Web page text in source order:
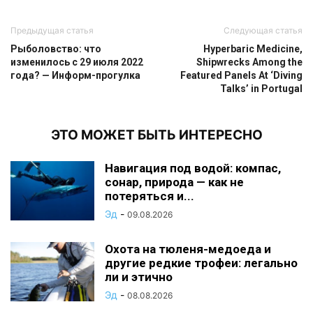
Предыдущая статья
Рыболовство: что
изменилось с 29 июля 2022
года? — Информ-прогулка
Следующая статья
Hyperbaric Medicine,
Shipwrecks Among the
Featured Panels At ‘Diving
Talks’ in Portugal
ЭТО МОЖЕТ БЫТЬ ИНТЕРЕСНО
Навигация под водой: компас,
сонар, природа — как не
потеряться и...
Эд - 09.08.2026
Охота на тюленя-медоеда и
другие редкие трофеи: легально
ли и этично
Эд - 08.08.2026